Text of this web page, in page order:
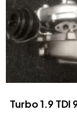
Turbo 1.9 TDI